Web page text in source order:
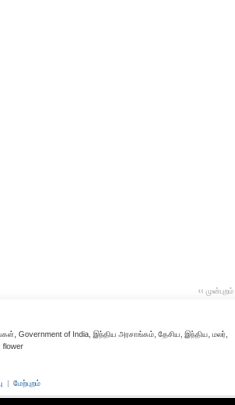
‹‹ முன்புறம்
Government of India, இந்திய அரசாங்கம், தேசிய, இந்திய, மலர்,
| மேற்புறம்